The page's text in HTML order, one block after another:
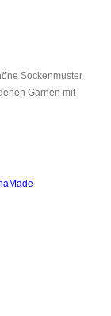
Sockenmuster
Garnen mit